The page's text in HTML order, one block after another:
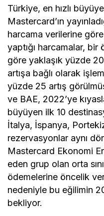
Türkiye, en hızlı
Mastercard’ın
harcama verilerine
yaptığı harcamalar, bir
göre yaklaşık yüzde
artışa bağlı olarak
yüzde 25 artış
ve BAE, 2022’ye
büyüyen ilk 10
İtalya, İspanya,
rezervasyonlar aynı
Mastercard Ekonomi
eden grup olan orta
ödemelerine öncelik
nedeniyle bu eğilimin
bekliyor.